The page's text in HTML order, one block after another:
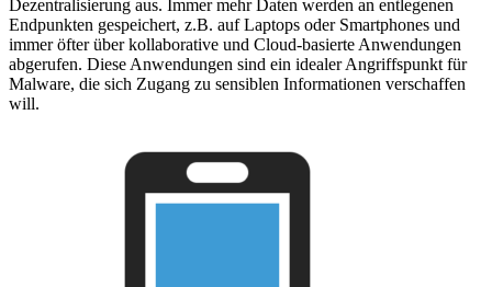
Dezentralisierung aus. Immer mehr Daten werden an entlegenen
Endpunkten gespeichert, z.B. auf Laptops oder Smartphones und
immer öfter über kollaborative und Cloud-basierte Anwendungen
abgerufen. Diese Anwendungen sind ein idealer Angriffspunkt für
Malware, die sich Zugang zu sensiblen Informationen verschaffen
will.